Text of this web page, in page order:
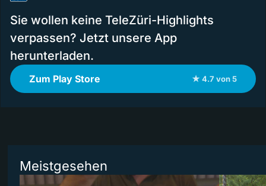
Sie wollen keine TeleZüri-Highlights
verpassen? Jetzt unsere App
herunterladen.
Zum Play Store ★ 4.7 von 5
Meistgesehen